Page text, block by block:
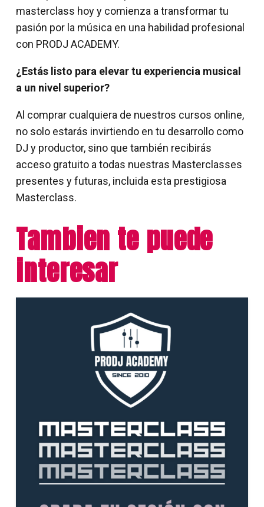
masterclass hoy y comienza a transformar tu
pasión por la música en una habilidad profesional
con PRODJ ACADEMY.
¿Estás listo para elevar tu experiencia musical
a un nivel superior?
Al comprar cualquiera de nuestros cursos online,
no solo estarás invirtiendo en tu desarrollo como
DJ y productor, sino que también recibirás
acceso gratuito a todas nuestras Masterclasses
presentes y futuras, incluida esta prestigiosa
Masterclass.
Tambien te puede
interesar